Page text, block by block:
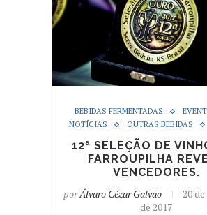
BEBIDAS FERMENTADAS
NOTÍCIAS
OUTRAS BEBIDAS
12ª SELEÇÃO DE
FARROUPILHA
VENCEDORES.
porÁlvaro Cézar Galvão
20
de 2017